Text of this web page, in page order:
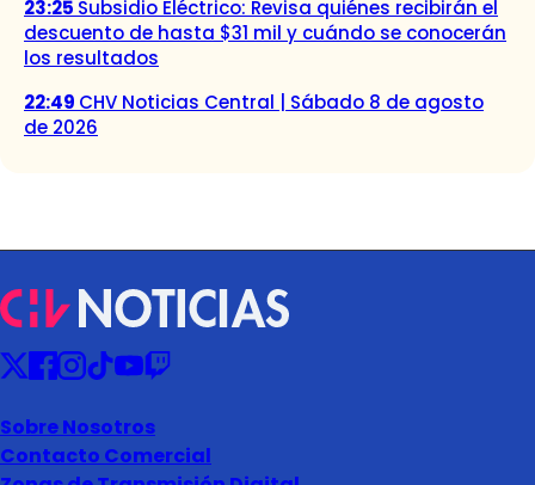
23:25 Subsidio Eléctrico: Revisa quiénes recibirán el
descuento de hasta $31 mil y cuándo se conocerán
los resultados
22:49 CHV Noticias Central | Sábado 8 de agosto
de 2026
Sobre Nosotros
Contacto Comercial